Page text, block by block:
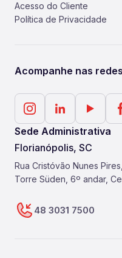
Acesso do Cliente
Política de Privacidade
Acompanhe nas
Sede Administrativa
Florianópolis, SC
Rua Cristóvão Nunes
Torre Süden, 6º andar,
48 3031 7500